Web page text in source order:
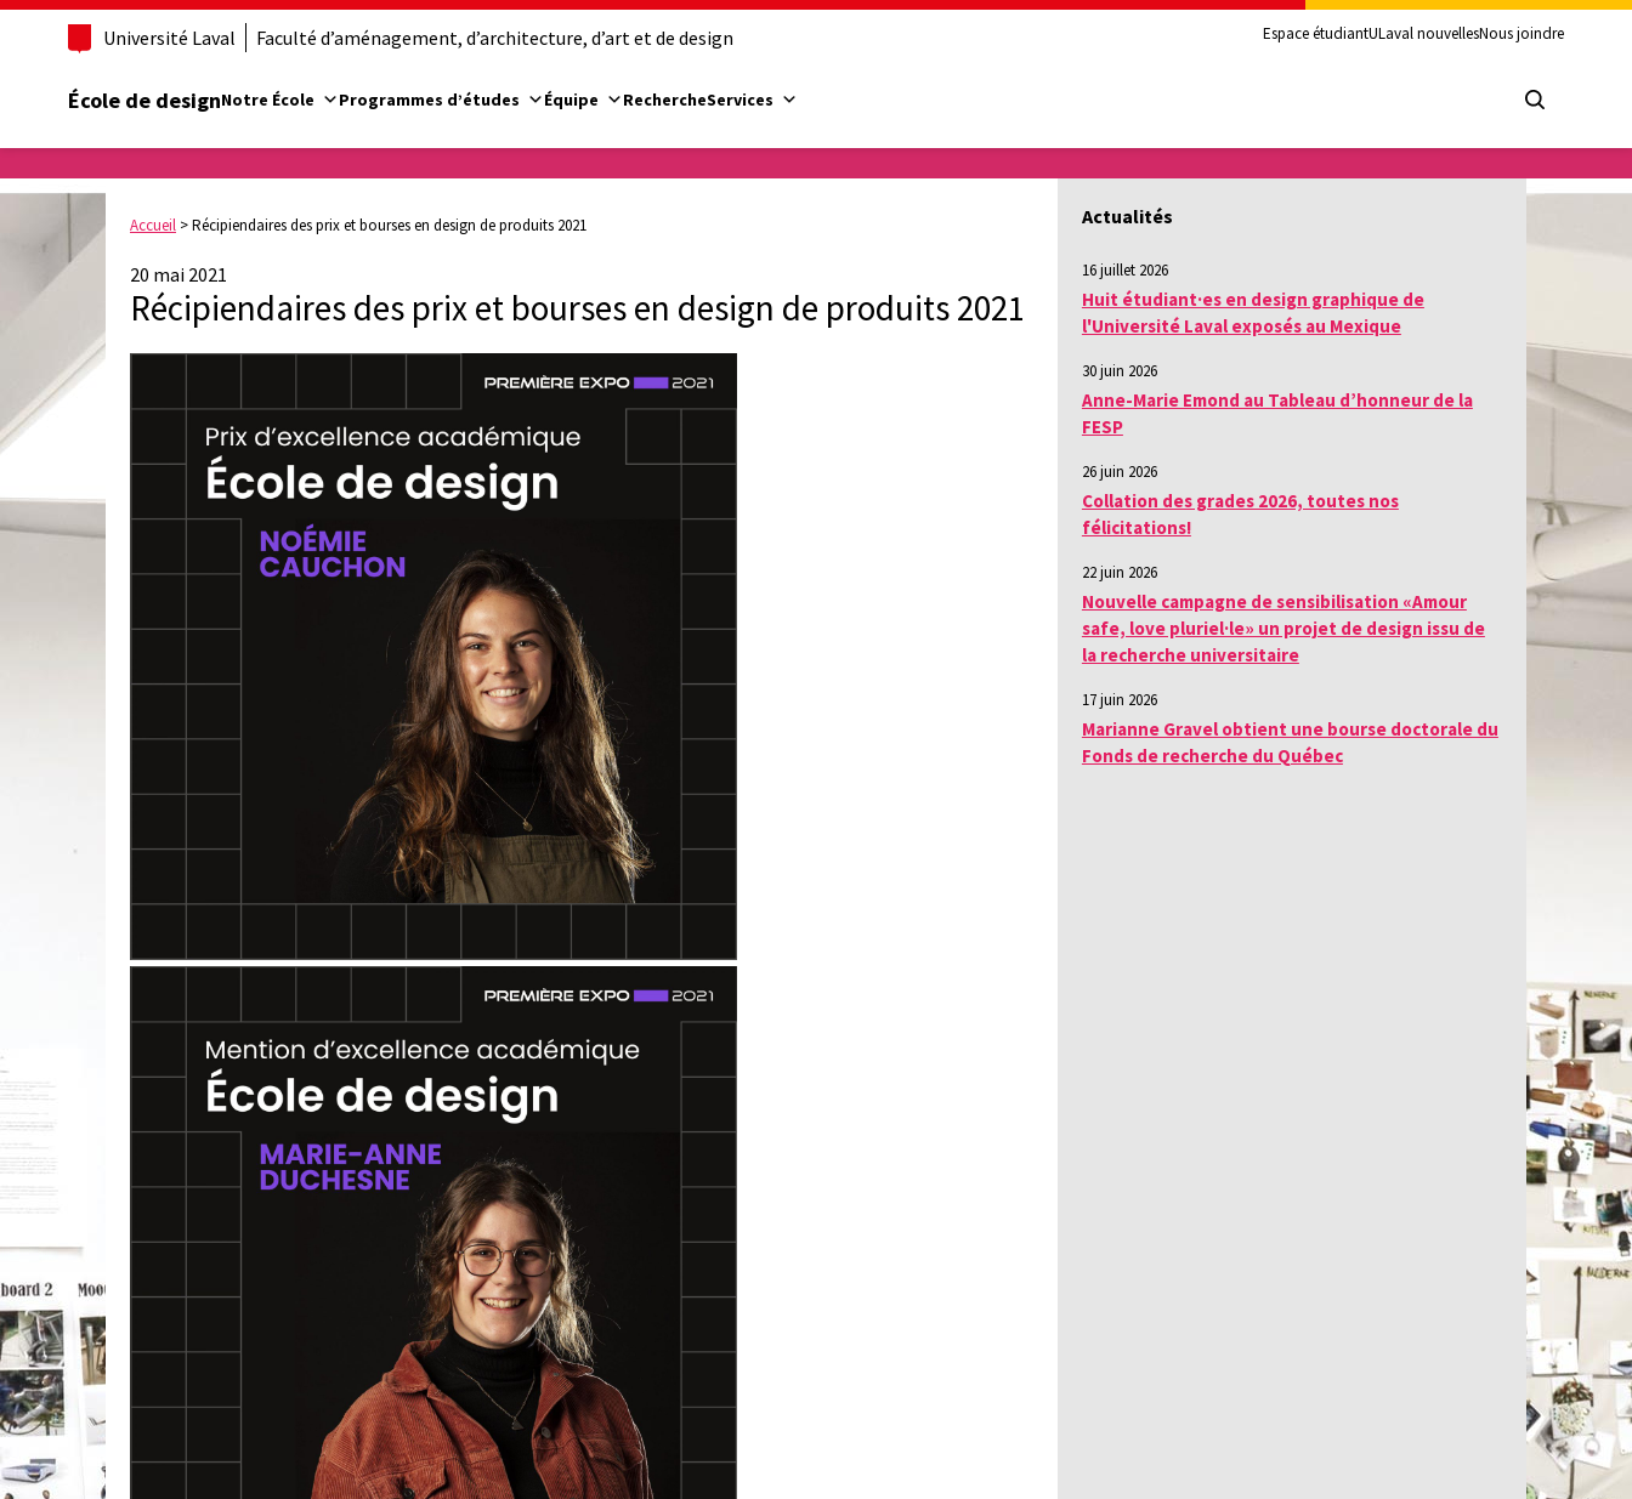
Université Laval Faculté d’aménagement, d’architecture, d’art et de design Espace étudiantULaval nouvellesNous joindre
École de designNotre École Programmes d’études Équipe RechercheServices
Accueil >Récipiendaires des prix et bourses en design de produits 2021
20 mai 2021
Récipiendaires des prix et bourses en design de produits 2021
Actualités
16 juillet 2026
Huit étudiant·es en design graphique de
l'Université Laval exposés au Mexique
30 juin 2026
Anne-Marie Emond au Tableau d’honneur de la
FESP
26 juin 2026
Collation des grades 2026, toutes nos
félicitations!
22 juin 2026
Nouvelle campagne de sensibilisation «Amour
safe, love pluriel·le» un projet de design issu de
la recherche universitaire
17 juin 2026
Marianne Gravel obtient une bourse doctorale du
Fonds de recherche du Québec